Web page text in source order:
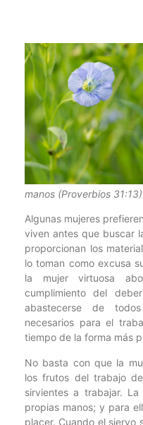
manos (Proverbios 31:13).
Algunas mujeres
viven antes que buscar
proporcionan los
lo toman como excusa
la mujer virtuosa
cumplimiento del
abastecerse de
necesarios para el
tiempo de la forma más
No basta con que la
los frutos del trabajo
sirvientes a trabajar.
propias manos; y para
placer. Cuando el siervo